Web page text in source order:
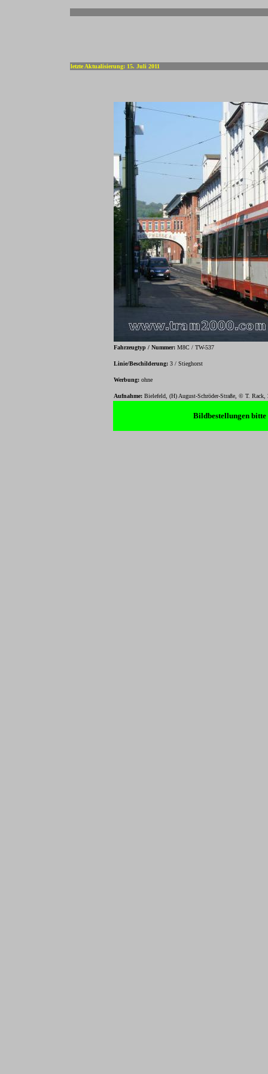
letzte Aktualisierung: 15. Juli 2011
Fahrzeugtyp / Nummer: M8C / TW-537
Linie/Beschilderung: 3 / Stieghorst
Werbung: ohne
Aufnahme: Bielefeld, (H) August-Schröder-Straße , © T. Rack,
Bildbestellungen